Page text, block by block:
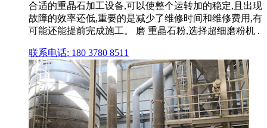
合适的重晶石加工设备,可以使整个运转加的稳定,且出现
故障的效率还低,重要的是减少了维修时间和维修费用,有
可能还能提前完成施工。 磨 重晶石粉,选择超细磨粉机 .
联系电话: 180 3780 8511